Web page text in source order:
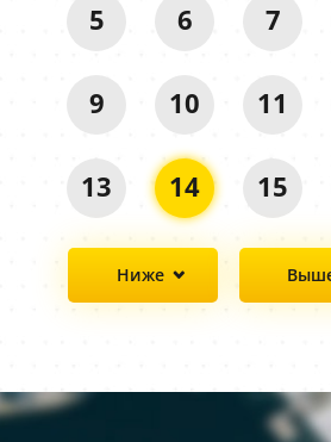
5 6 7
9 10 11
13 14 15
Ниже